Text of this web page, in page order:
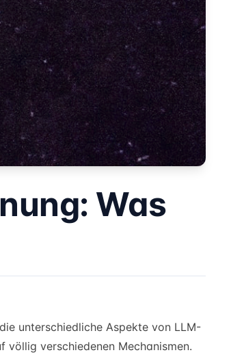
Was
unterschiedliche Aspekte von LLM-
verschiedenen Mechanismen.